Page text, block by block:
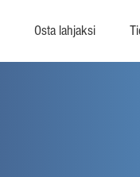
Osta lahjaksi